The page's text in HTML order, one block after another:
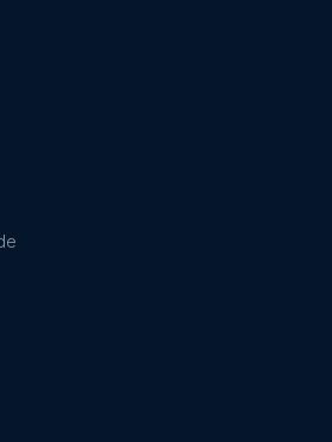
(280W) Isolated DC-DC converter
(280W) Isolated DC-DC converter
(280W) Isolated DC-DC converter
(280W) Isolated DC-DC converter
(400W) Isolated DC-DC converter